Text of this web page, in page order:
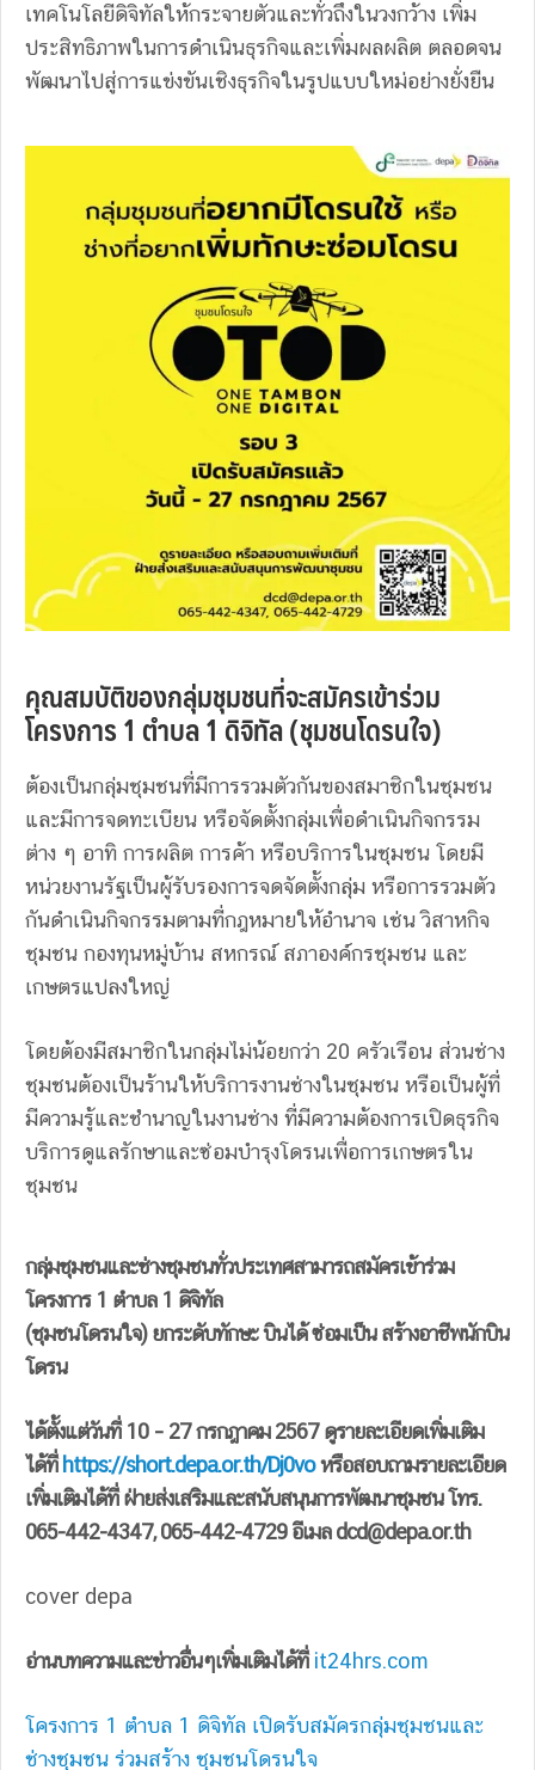
เทคโนโลยีดิจิทัลให้กระจายตัวและทั่วถึงในวงกว้าง เพิ่ม
ประสิทธิภาพในการดำเนินธุรกิจและเพิ่มผลผลิต ตลอดจน
พัฒนาไปสู่การแข่งขันเชิงธุรกิจในรูปแบบใหม่อย่างยั่งยืน
คุณสมบัติของกลุ่มชุมชนที่จะสมัครเข้าร่วม
โครงการ 1 ตำบล 1 ดิจิทัล (ชุมชนโดรนใจ)
ต้องเป็นกลุ่มชุมชนที่มีการรวมตัวกันของสมาชิกในชุมชน
และมีการจดทะเบียน หรือจัดตั้งกลุ่มเพื่อดำเนินกิจกรรม
ต่าง ๆ อาทิ การผลิต การค้า หรือบริการในชุมชน โดยมี
หน่วยงานรัฐเป็นผู้รับรองการจดจัดตั้งกลุ่ม หรือการรวมตัว
กันดำเนินกิจกรรมตามที่กฎหมายให้อำนาจ เช่น วิสาหกิจ
ชุมชน กองทุนหมู่บ้าน สหกรณ์ สภาองค์กรชุมชน และ
เกษตรแปลงใหญ่
โดยต้องมีสมาชิกในกลุ่มไม่น้อยกว่า 20 ครัวเรือน ส่วนช่าง
ชุมชนต้องเป็นร้านให้บริการงานช่างในชุมชน หรือเป็นผู้ที่
มีความรู้และชำนาญในงานช่าง ที่มีความต้องการเปิดธุรกิจ
บริการดูแลรักษาและซ่อมบำรุงโดรนเพื่อการเกษตรใน
ชุมชน
กลุ่มชุมชนและช่างชุมชนทั่วประเทศสามารถสมัครเข้าร่วม
โครงการ 1 ตำบล 1 ดิจิทัล
(ชุมชนโดรนใจ) ยกระดับทักษะ บินได้ ซ่อมเป็น สร้างอาชีพนักบิน
โดรน
ได้ตั้งแต่วันที่ 10 – 27 กรกฎาคม 2567 ดูรายละเอียดเพิ่มเติม
ได้ที่ https://short.depa.or.th/Dj0voหรือสอบถามรายละเอียด
เพิ่มเติมได้ที่ ฝ่ายส่งเสริมและสนับสนุนการพัฒนาชุมชน โทร.
065-442-4347, 065-442-4729 อีเมลdcd@depa.or.th
cover depa
อ่านบทความและข่าวอื่นๆเพิ่มเติมได้ที่ it24hrs.com
โครงการ 1 ตำบล 1 ดิจิทัล เปิดรับสมัครกลุ่มชุมชนและ
ช่างชุมชน ร่วมสร้าง ชุมชนโดรนใจ